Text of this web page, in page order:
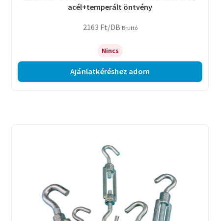
acél+temperált öntvény
2163 Ft/DB Bruttó
Nincs
Ajánlatkéréshez adom